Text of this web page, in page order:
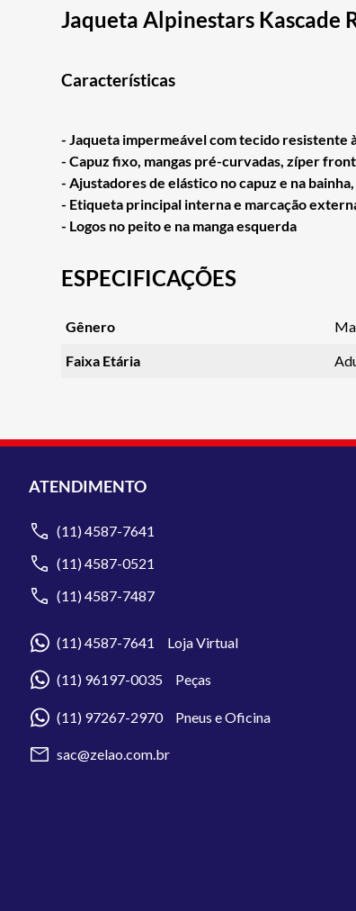
Jaqueta Alpinestars Kascade
Características
- Jaqueta impermeável com tecido resistente
- Capuz fixo, mangas pré-curvadas, zíper
- Ajustadores de elástico no capuz e na
- Etiqueta principal interna e marcação
- Logos no peito e na manga esquerda
ESPECIFICAÇÕES
Gênero
Faixa Etária
ATENDIMENTO
(11) 4587-7641
(11) 4587-0521
(11) 4587-7487
(11) 4587-7641 Loja Virtual
(11) 96197-0035 Peças
(11) 97267-2970 Pneus e Oficina
sac@zelao.com.br